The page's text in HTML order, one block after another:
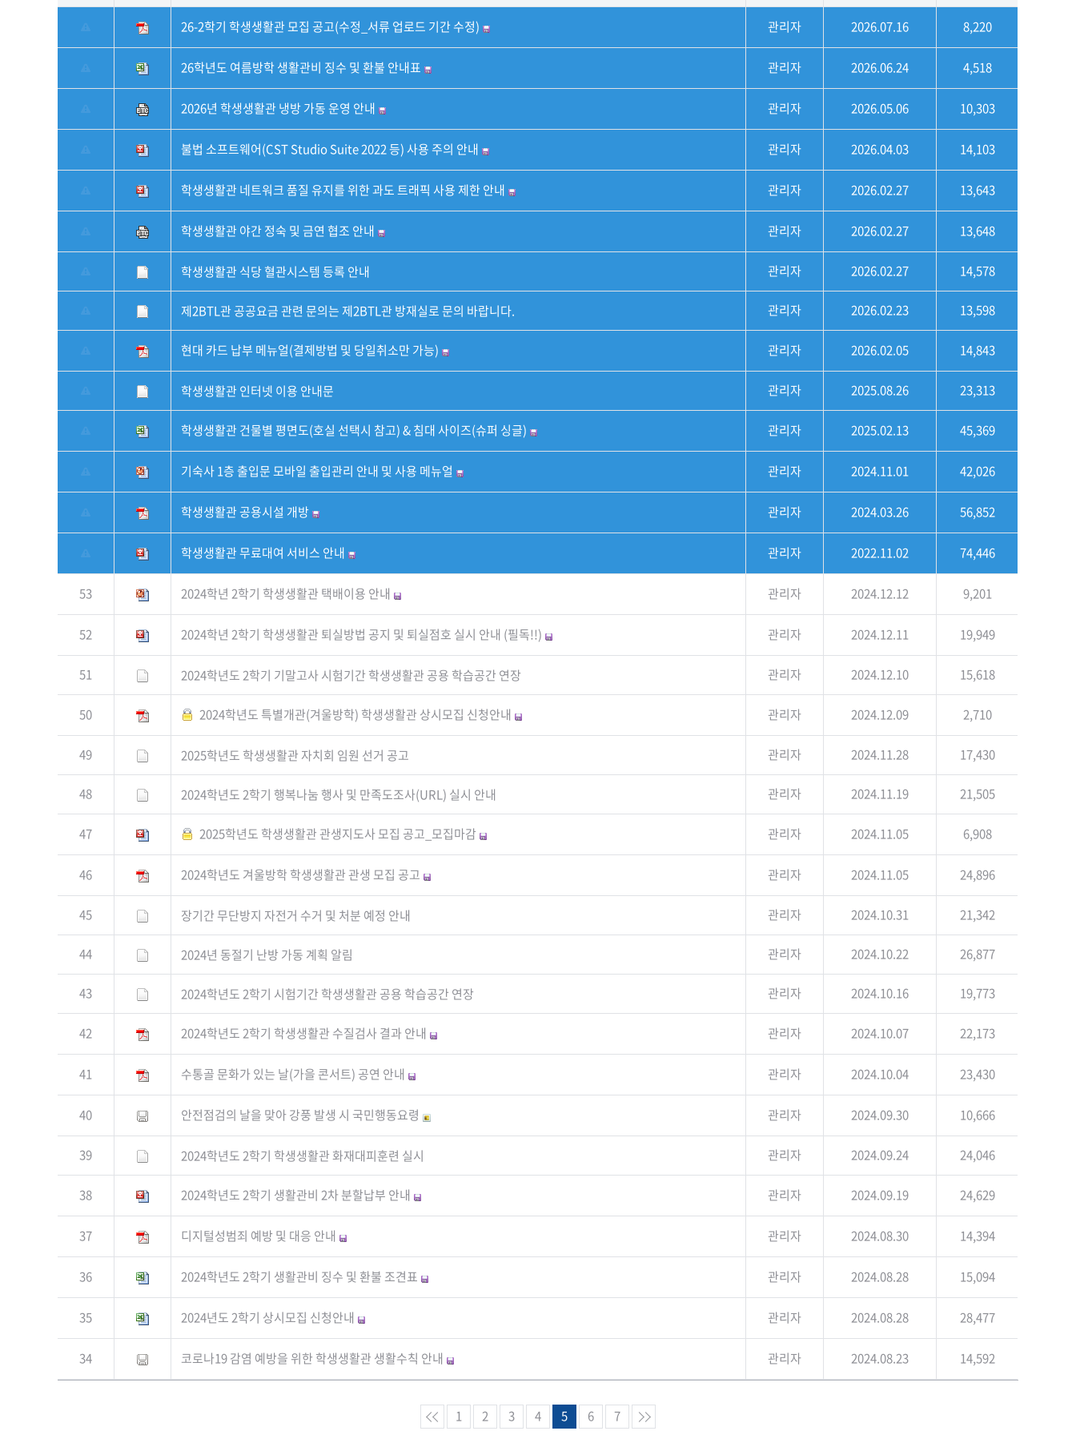
26-2학기 학생생활관 모집 공고(수정_서류 업로드 기간 수정) 관리자 2026.07.16 8,220
26학년도 여름방학 생활관비 징수 및 환불 안내표 관리자 2026.06.24 4,518
2026년 학생생활관 냉방 가동 운영 안내 관리자 2026.05.06 10,303
불법 소프트웨어(CST Studio Suite 2022 등) 사용 주의 안내 관리자 2026.04.03 14,103
학생생활관 네트워크 품질 유지를 위한 과도 트래픽 사용 제한 안내 관리자 2026.02.27 13,643
학생생활관 야간 정숙 및 금연 협조 안내 관리자 2026.02.27 13,648
학생생활관 식당 혈관시스템 등록 안내 관리자 2026.02.27 14,578
제2BTL관 공공요금 관련 문의는 제2BTL관 방재실로 문의 바랍니다. 관리자 2026.02.23 13,598
현대 카드 납부 메뉴얼(결제방법 및 당일취소만 가능) 관리자 2026.02.05 14,843
학생생활관 인터넷 이용 안내문 관리자 2025.08.26 23,313
학생생활관 건물별 평면도(호실 선택시 참고) & 침대 사이즈(슈퍼 싱글) 관리자 2025.02.13 45,369
기숙사 1층 출입문 모바일 출입관리 안내 및 사용 메뉴얼 관리자 2024.11.01 42,026
학생생활관 공용시설 개방 관리자 2024.03.26 56,852
학생생활관 무료대여 서비스 안내 관리자 2022.11.02 74,446
53 2024학년 2학기 학생생활관 택배이용 안내 관리자 2024.12.12 9,201
52 2024학년 2학기 학생생활관 퇴실방법 공지 및 퇴실점호 실시 안내 (필독!!) 관리자 2024.12.11 19,949
51 2024학년도 2학기 기말고사 시험기간 학생생활관 공용 학습공간 연장 관리자 2024.12.10 15,618
50 2024학년도 특별개관(겨울방학) 학생생활관 상시모집 신청안내 관리자 2024.12.09 2,710
49 2025학년도 학생생활관 자치회 임원 선거 공고 관리자 2024.11.28 17,430
48 2024학년도 2학기 행복나눔 행사 및 만족도조사(URL) 실시 안내 관리자 2024.11.19 21,505
47 2025학년도 학생생활관 관생지도사 모집 공고_모집마감 관리자 2024.11.05 6,908
46 2024학년도 겨울방학 학생생활관 관생 모집 공고 관리자 2024.11.05 24,896
45 장기간 무단방지 자전거 수거 및 처분 예정 안내 관리자 2024.10.31 21,342
44 2024년 동절기 난방 가동 계획 알림 관리자 2024.10.22 26,877
43 2024학년도 2학기 시험기간 학생생활관 공용 학습공간 연장 관리자 2024.10.16 19,773
42 2024학년도 2학기 학생생활관 수질검사 결과 안내 관리자 2024.10.07 22,173
41 수통골 문화가 있는 날(가을 콘서트) 공연 안내 관리자 2024.10.04 23,430
40 안전점검의 날을 맞아 강풍 발생 시 국민행동요령 관리자 2024.09.30 10,666
39 2024학년도 2학기 학생생활관 화재대피훈련 실시 관리자 2024.09.24 24,046
38 2024학년도 2학기 생활관비 2차 분할납부 안내 관리자 2024.09.19 24,629
37 디지털성범죄 예방 및 대응 안내 관리자 2024.08.30 14,394
36 2024학년도 2학기 생활관비 징수 및 환불 조견표 관리자 2024.08.28 15,094
35 2024년도 2학기 상시모집 신청안내 관리자 2024.08.28 28,477
34 코로나19 감염 예방을 위한 학생생활관 생활수칙 안내 관리자 2024.08.23 14,592
1 2 3 4 5 6 7